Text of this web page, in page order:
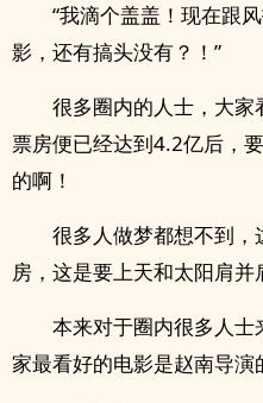
“我滴个盖盖！现在跟
影，还有搞头没有？！”
很多圈内的人士，大家
票房便已经达到4.2亿后，
的啊！
很多人做梦都想不到
房，这是要上天和太阳肩并
本来对于圈内很多人
家最看好的电影是赵南导演